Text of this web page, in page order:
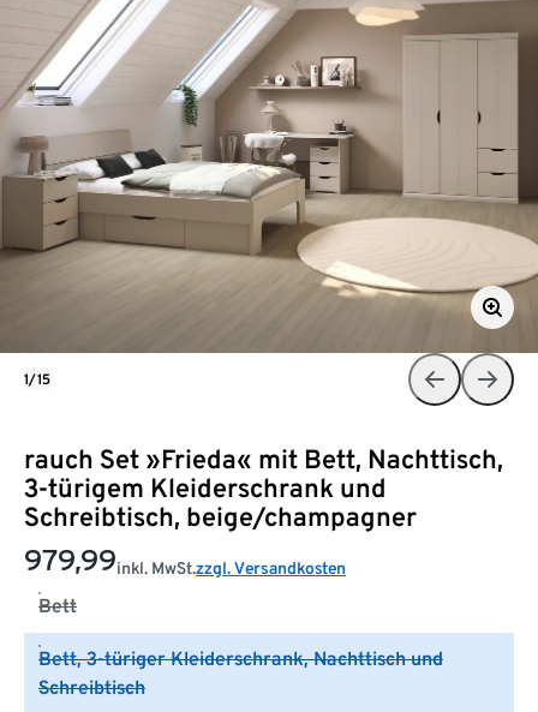
rauch Set »Frieda« mit Bett, Nachttisch,
3-türigem Kleiderschrank und
Schreibtisch, beige/champagner
979,99inkl. MwSt.zzgl. Versandkosten
Bett
Bett, 3-türiger Kleiderschrank, Nachttisch und
Schreibtisch
1/15